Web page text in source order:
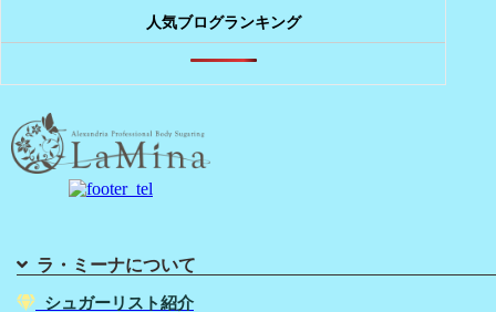
人気ブログランキング
ラ・ミーナについて
シュガーリスト紹介